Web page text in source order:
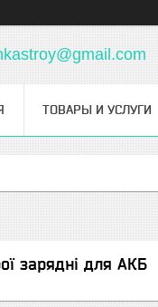
ТОВАРЫ И УСЛУГИ
зарядні для АКБ